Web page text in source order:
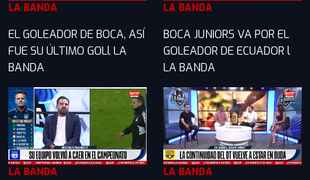
LA BANDA
EL GOLEADOR DE BOCA, ASÍ
FUE SU ÚLTIMO GOLl LA
BANDA
LA BANDA
BOCA JUNIORS VA POR EL
GOLEADOR DE ECUADOR l
LA BANDA
LA BANDA LA BANDA